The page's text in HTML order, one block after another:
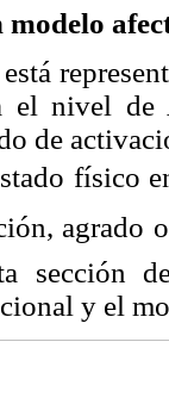
modelo
el nivel
de
físico
agrado
sección
y el